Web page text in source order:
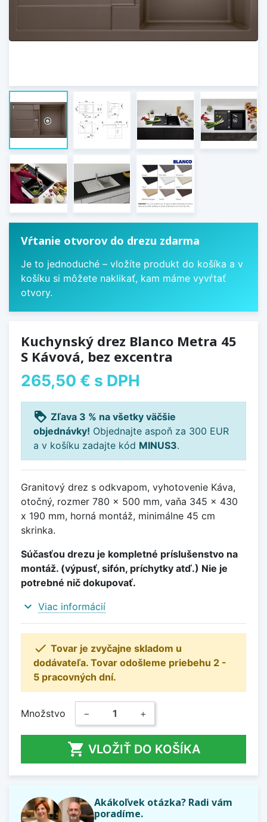
Vŕtanie otvorov do drezu zdarma
Je to jednoduché – vložíte produkt do košíka a v
košíku si môžete naklikať, kam máme vyvŕtať
otvory.
Kuchynský drez Blanco Metra 45
S Kávová, bez excentra
265,50 € s DPH
loyalty Zľava 3 % na všetky väčšie
objednávky! Objednajte aspoň za 300 EUR
a v košíku zadajte kód MINUS3.
Granitový drez s odkvapom, vyhotovenie Káva,
otočný, rozmer 780 x 500 mm, vaňa 345 x 430
x 190 mm, horná montáž, minimálne 45 cm
skrinka.
Súčasťou drezu je kompletné príslušenstvo na
montáž. (výpusť, sifón, príchytky atď.) Nie je
potrebné nič dokupovať.
expand_more Viac informácií
 Tovar je zvyčajne skladom u
dodávateľa. Tovar odošleme priebehu 2 -
5 pracovných dní.
Množstvo − +
 VLOŽIŤ DO KOŠÍKA
Akákoľvek otázka? Radi vám
poradíme.